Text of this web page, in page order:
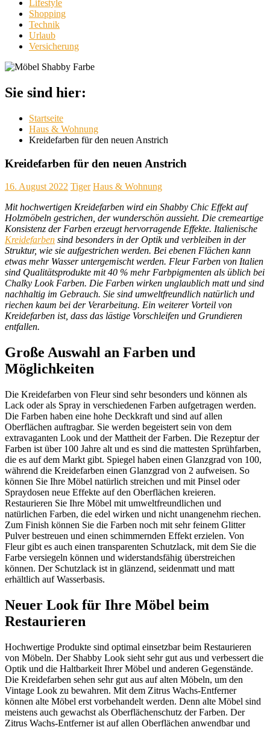
Lifestyle
Shopping
Technik
Urlaub
Versicherung
Sie sind hier:
Startseite
Haus & Wohnung
Kreidefarben für den neuen Anstrich
Kreidefarben für den neuen Anstrich
16. August 2022 Tiger Haus & Wohnung
Mit hochwertigen Kreidefarben wird ein Shabby Chic Effekt auf
Holzmöbeln gestrichen, der wunderschön aussieht. Die cremeartige
Konsistenz der Farben erzeugt hervorragende Effekte. Italienische
Kreidefarben sind besonders in der Optik und verbleiben in der
Struktur, wie sie aufgestrichen werden. Bei ebenen Flächen kann
etwas mehr Wasser untergemischt werden. Fleur Farben von Italien
sind Qualitätsprodukte mit 40 % mehr Farbpigmenten als üblich bei
Chalky Look Farben. Die Farben wirken unglaublich matt und sind
nachhaltig im Gebrauch. Sie sind umweltfreundlich natürlich und
riechen kaum bei der Verarbeitung. Ein weiterer Vorteil von
Kreidefarben ist, dass das lästige Vorschleifen und Grundieren
entfallen.
Große Auswahl an Farben und
Möglichkeiten
Die Kreidefarben von Fleur sind sehr besonders und können als
Lack oder als Spray in verschiedenen Farben aufgetragen werden.
Die Farben haben eine hohe Deckkraft und sind auf allen
Oberflächen auftragbar. Sie werden begeistert sein von dem
extravaganten Look und der Mattheit der Farben. Die Rezeptur der
Farben ist über 100 Jahre alt und es sind die mattesten Sprühfarben,
die es auf dem Markt gibt. Spiegel haben einen Glanzgrad von 100,
während die Kreidefarben einen Glanzgrad von 2 aufweisen. So
können Sie Ihre Möbel natürlich streichen und mit Pinsel oder
Spraydosen neue Effekte auf den Oberflächen kreieren.
Restaurieren Sie Ihre Möbel mit umweltfreundlichen und
natürlichen Farben, die edel wirken und nicht unangenehm riechen.
Zum Finish können Sie die Farben noch mit sehr feinem Glitter
Pulver bestreuen und einen schimmernden Effekt erzielen. Von
Fleur gibt es auch einen transparenten Schutzlack, mit dem Sie die
Farbe versiegeln können und widerstandsfähig überstreichen
können. Der Schutzlack ist in glänzend, seidenmatt und matt
erhältlich auf Wasserbasis.
Neuer Look für Ihre Möbel beim
Restaurieren
Hochwertige Produkte sind optimal einsetzbar beim Restaurieren
von Möbeln. Der Shabby Look sieht sehr gut aus und verbessert die
Optik und die Haltbarkeit Ihrer Möbel und anderen Gegenstände.
Die Kreidefarben sehen sehr gut aus auf alten Möbeln, um den
Vintage Look zu bewahren. Mit dem Zitrus Wachs-Entferner
können alte Möbel erst vorbehandelt werden. Denn alte Möbel sind
meistens auch gewachst als Oberflächenschutz der Farben. Der
Zitrus Wachs-Entferner ist auf allen Oberflächen anwendbar und